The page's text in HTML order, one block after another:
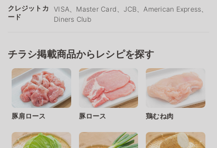
クレジットカ
ード
VISA、Master Card、JCB、American Express、
Diners Club
チラシ掲載商品からレシピを探す
豚肩ロース 豚ロース 鶏むね肉